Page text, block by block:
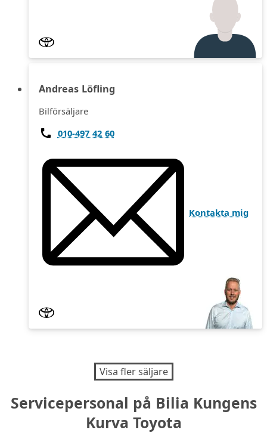
Andreas Löfling
Bilförsäljare
010-497 42 60
Kontakta mig
Visa fler säljare
Servicepersonal på Bilia Kungens
Kurva Toyota